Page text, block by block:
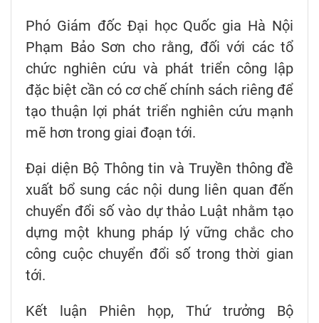
Phó Giám đốc Đại học Quốc gia Hà Nội
Phạm Bảo Sơn cho rằng, đối với các tổ
chức nghiên cứu và phát triển công lập
đặc biệt cần có cơ chế chính sách riêng để
tạo thuận lợi phát triển nghiên cứu mạnh
mẽ hơn trong giai đoạn tới.
Đại diện Bộ Thông tin và Truyền thông đề
xuất bổ sung các nội dung liên quan đến
chuyển đổi số vào dự thảo Luật nhằm tạo
dựng một khung pháp lý vững chắc cho
công cuộc chuyển đổi số trong thời gian
tới.
Kết luận Phiên họp, Thứ trưởng Bộ